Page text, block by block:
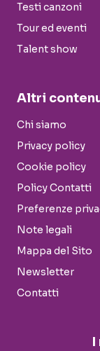
Testi canzoni
Tour ed eventi
Talent show
Altri
Chi siamo
Privacy policy
Cookie policy
Policy Contatti
Preferenze
Note legali
Mappa del Sito
Newsletter
Contatti
I